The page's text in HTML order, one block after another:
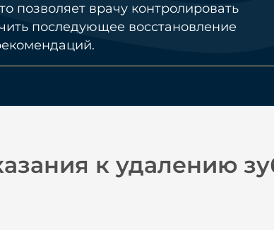
позволяет врачу контролировать
последующее восстановление
к удалению